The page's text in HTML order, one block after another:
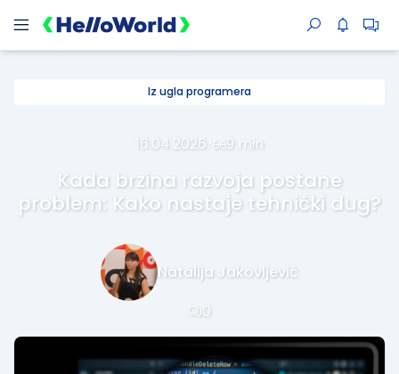
Iz ugla programera
16.04.2026. 9 min
Kada brzina razvoja postane
problem: Kako nastaje tehnički dug?
Natalija Jakovljević
0